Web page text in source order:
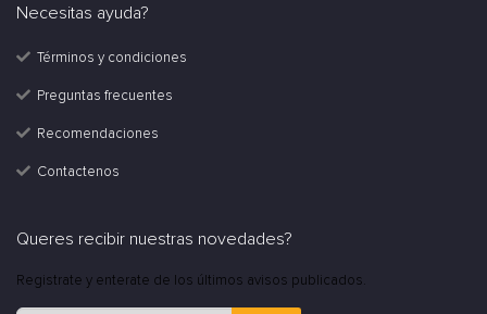
Necesitas ayuda?
Términos y condiciones
Preguntas frecuentes
Recomendaciones
Contactenos
Queres recibir nuestras novedades?
Registrate y enterate de los últimos avisos publicados.